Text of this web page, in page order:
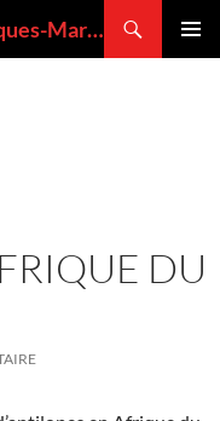
VOLCANMANIA : le blog de Jacques-Marie BARDINTZEFF, volcanologue
DU